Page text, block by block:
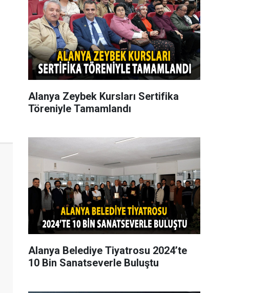
Alanya Zeybek Kursları Sertifika
Töreniyle Tamamlandı
Alanya Belediye Tiyatrosu 2024’te
10 Bin Sanatseverle Buluştu